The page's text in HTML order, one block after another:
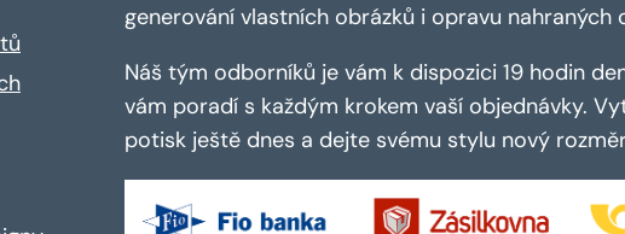
generování vlastních obrázků i opravu nahraných
Náš tým odborníků je vám k dispozici 19 hodin
vám poradí s každým krokem vaší objednávky.
potisk ještě dnes a dejte svému stylu nový